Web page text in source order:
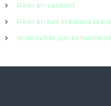
Reiki en verdriet
Reiki en het in balans
In de liefde zijn er